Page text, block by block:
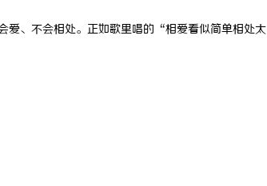
、不会相处。正如歌里唱的“相爱看似简单相处太